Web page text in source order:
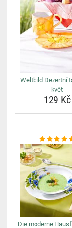
Weltbild Dezertní
květ
129 Kč
Die moderne